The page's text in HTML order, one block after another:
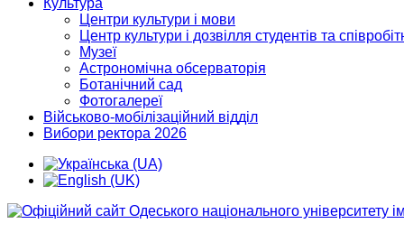
Культура
Центри культури і мови
Центр культури і дозвілля студентів та
Музеї
Астрономічна обсерваторія
Ботанічний сад
Фотогалереї
Військово-мобілізаційний відділ
Вибори ректора 2026